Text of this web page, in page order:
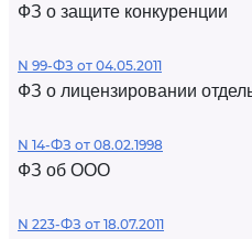
ФЗ о защите конкуренции
N 99-ФЗ от 04.05.2011
ФЗ о лицензировании
N 14-ФЗ от 08.02.1998
ФЗ об ООО
N 223-ФЗ от 18.07.2011